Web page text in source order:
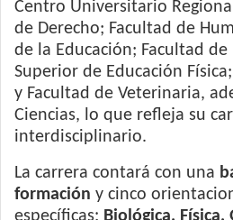
Centro Universitario
de Derecho; Facultad de
de la Educación; Facultad
Superior de Educación
y Facultad de Veterinaria,
Ciencias, lo que refleja su
interdisciplinario.
La carrera contará con una
formación y cinco
específicas: Biológica, Física,